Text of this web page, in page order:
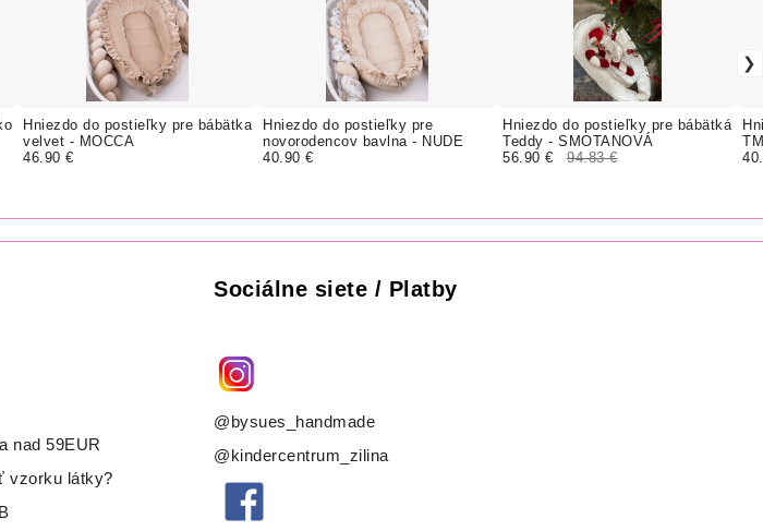
Hniezdo do postieľky pre bábätka
velvet - MOCCA
46.90 €
Hniezdo do postieľky pre
novorodencov bavlna - NUDE
40.90 €
Hniezdo do postieľky pre bábätká
Teddy - SMOTANOVÁ
56.90 € 94.83 €
nad 59EUR
vzorku látky?
Sociálne siete / Platby
@bysues_handmade
@kindercentrum_zilina